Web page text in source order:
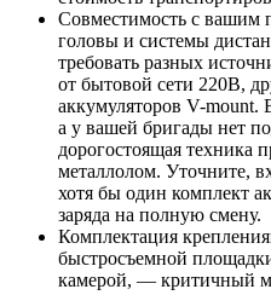
Совместимость с вашим
головы и системы
требовать разных
от бытовой сети 220В,
аккумуляторов V-mount.
а у вашей бригады нет
дорогостоящая техника
металлолом. Уточните,
хотя бы один комплект
заряда на полную смену.
Комплектация
быстросъемной
камерой, — критичный